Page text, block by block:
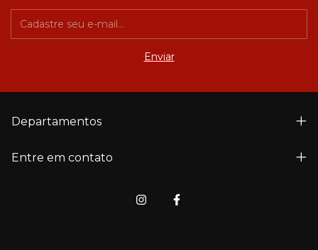
Departamentos
Entre em contato